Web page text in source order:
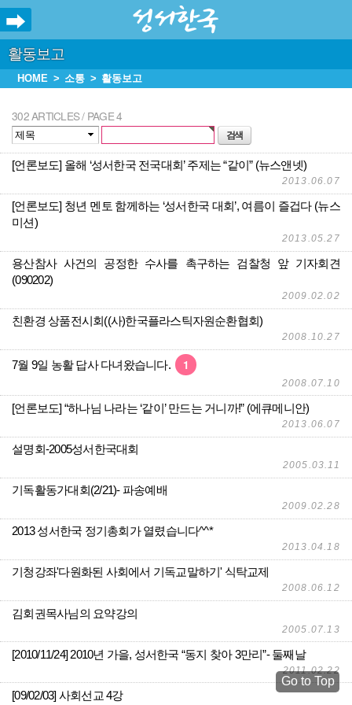
활동보고
HOME 소통 활동보고
302 ARTICLES / PAGE 4
[언론보도] 올해 ‘성서한국 전국대회’ 주제는 “같이” (뉴스앤넷)
2013.06.07
[언론보도] 청년 멘토 함께하는 ‘성서한국 대회’, 여름이 즐겁다 (뉴스
미션)
2013.05.27
용산참사 사건의 공정한 수사를 촉구하는 검찰청 앞 기자회견
(090202)
2009.02.02
친환경 상품전시회((사)한국플라스틱자원순환협회)
2008.10.27
7월 9일 농활 답사 다녀왔습니다. 1
2008.07.10
[언론보도] “하나님 나라는 ‘같이’ 만드는 거니까!” (에큐메니안)
2013.06.07
설명회-2005성서한국대회
2005.03.11
기독활동가대회(2/21)- 파송예배
2009.02.28
2013 성서한국 정기총회가 열렸습니다^^*
2013.04.18
기청강좌'다원화된 사회에서 기독교말하기' 식탁교제
2008.06.12
김회권목사님의 요약강의
2005.07.13
[2010/11/24] 2010년 가을, 성서한국 “동지 찾아 3만리”- 둘째날
2011.02.22
[09/02/03] 사회선교 4강
Go to Top